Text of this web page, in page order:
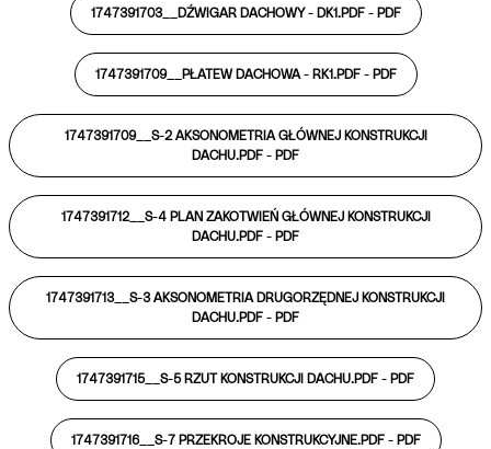
1747391703__DŹWIGAR DACHOWY - DK1.PDF - PDF
1747391709__PŁATEW DACHOWA - RK1.PDF - PDF
1747391709__S-2 AKSONOMETRIA GŁÓWNEJ KONSTRUKCJI
DACHU.PDF - PDF
1747391712__S-4 PLAN ZAKOTWIEŃ GŁÓWNEJ KONSTRUKCJI
DACHU.PDF - PDF
1747391713__S-3 AKSONOMETRIA DRUGORZĘDNEJ KONSTRUKCJI
DACHU.PDF - PDF
1747391715__S-5 RZUT KONSTRUKCJI DACHU.PDF - PDF
1747391716__S-7 PRZEKROJE KONSTRUKCYJNE.PDF - PDF